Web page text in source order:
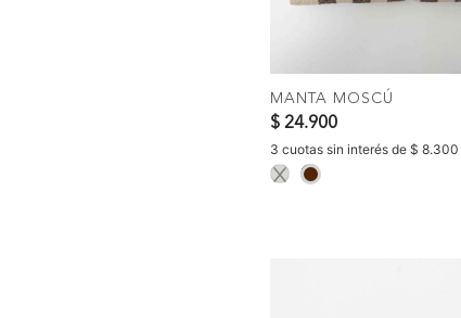
MANTA MOSCÚ
$ 24.900
3 cuotas sin interés de $ 8.300